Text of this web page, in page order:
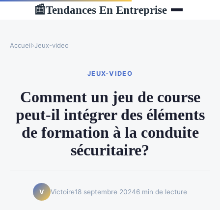
📰Tendances En Entreprise
Accueil›Jeux-video
JEUX-VIDEO
Comment un jeu de course
peut-il intégrer des éléments
de formation à la conduite
sécuritaire?
V Victoire18 septembre 20246 min de lecture